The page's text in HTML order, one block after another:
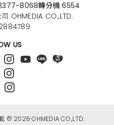
8068轉分機 6554
OHMEDIA CO.,LTD.
US
© 2026 OHMEDIA CO.,LTD.